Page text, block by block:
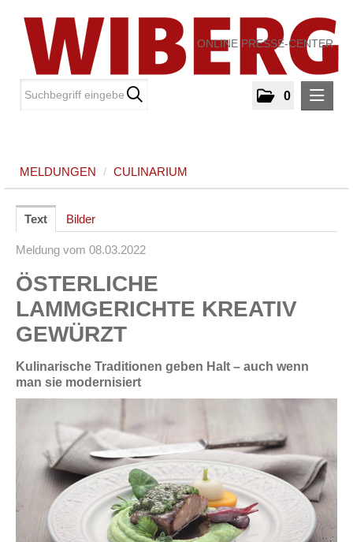
ONLINE PRESSE-CENTER
0
Culinarium
MEDIA
ÜBER UNS
KONTAKT
MELDUNGEN / CULINARIUM
Text Bilder
Meldung vom 08.03.2022
ÖSTERLICHE
LAMMGERICHTE KREATIV
GEWÜRZT
Kulinarische Traditionen geben Halt – auch wenn
man sie modernisiert